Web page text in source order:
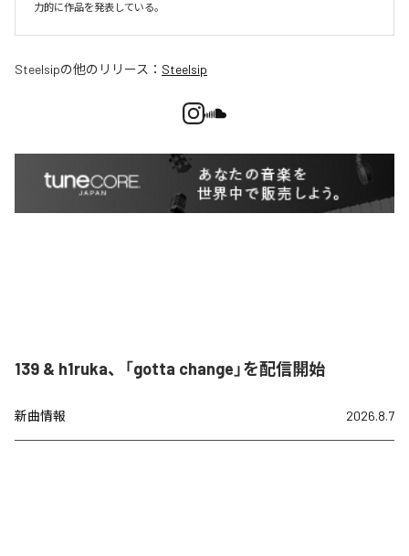
力的に作品を発表している。
Steelsipの他のリリース： Steelsip
139 & h1ruka、「gotta change」を配信開始
新曲情報 2026.8.7